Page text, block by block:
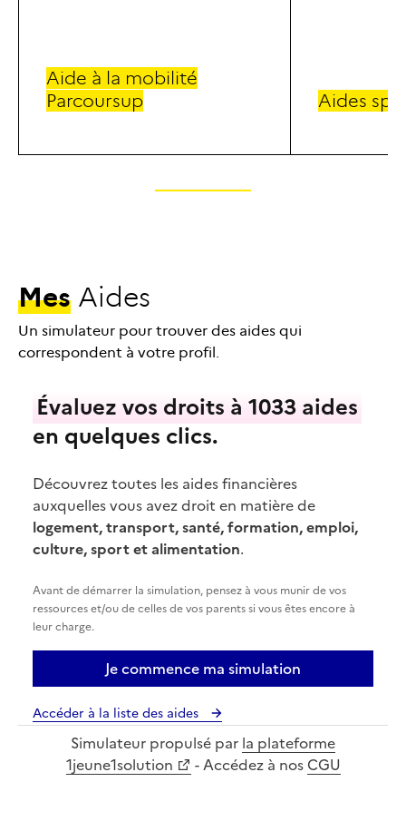
Aide à la mobilité
Parcoursup
Aides
Mes Aides
Un simulateur pour trouver des aides qui
correspondent à votre profil.